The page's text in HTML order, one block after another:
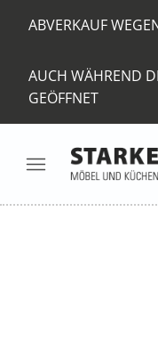
ABVERKAUF
AUCH WÄHREND
GEÖFFNET